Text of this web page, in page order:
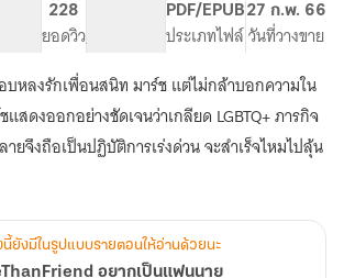
228
ยอดวิวระดับเนื้อหา
PDF/EPUB
ประเภทไฟล์
27 ก.พ. 66
วันที่วางขาย
บหลงรักเพื่อนสนิท มาร์ช แต่ไม่กล้าบอกความใน
แสดงออกอย่างชัดเจนว่าเกลียด LGBTQ+ ภารกิจ
จึงถือเป็นปฏิบัติการเร่งด่วน จะสำเร็จไหมไปลุ้น
นี้ยังมีในรูปแบบรายตอนให้อ่านด้วยนะ
อยากเป็นแฟนนาย